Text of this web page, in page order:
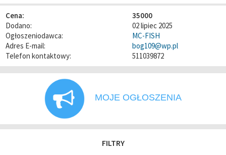
Cena:
35000
Dodano:
02 lipiec 2025
Ogłoszeniodawca:
MC-FISH
Adres E-mail:
bog109@wp.pl
Telefon kontaktowy:
511039872
MOJE OGŁOSZENIA
FILTRY